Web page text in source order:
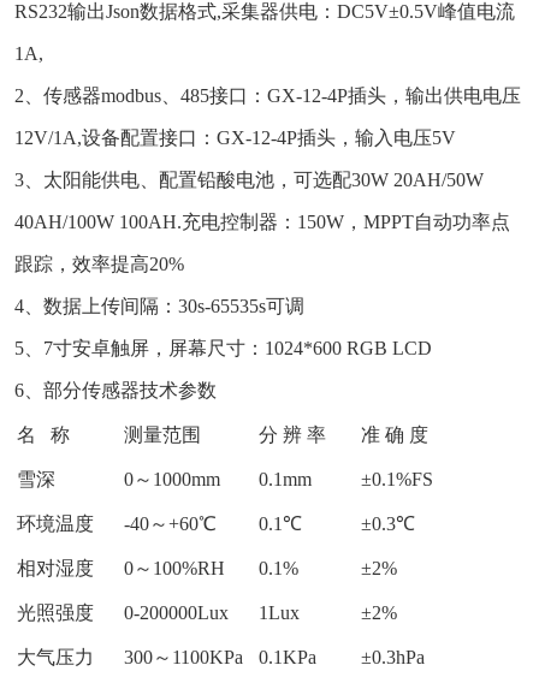
RS232输出Json数据格式,采集器供电：DC5V±0.5V峰值电流
1A,
2、传感器modbus、485接口：GX-12-4P插头，输出供电电压
12V/1A,设备配置接口：GX-12-4P插头，输入电压5V
3、太阳能供电、配置铅酸电池，可选配30W 20AH/50W
40AH/100W 100AH.充电控制器：150W，MPPT自动功率点
跟踪，效率提高20%
4、数据上传间隔：30s-65535s可调
5、7寸安卓触屏，屏幕尺寸：1024*600 RGB LCD
6、部分传感器技术参数
名 称 测量范围 分 辨 率 准 确 度
雪深 0～1000mm 0.1mm ±0.1%FS
环境温度 -40～+60℃ 0.1℃ ±0.3℃
相对湿度 0～100%RH 0.1% ±2%
光照强度 0-200000Lux 1Lux ±2%
大气压力 300～1100KPa 0.1KPa
±0.3hPa